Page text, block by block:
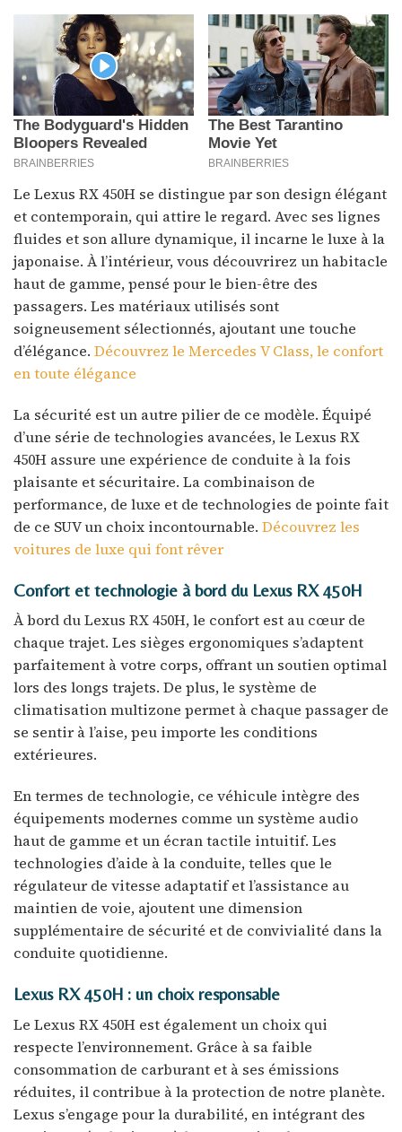
Le Lexus RX 450H se distingue par son design élégant
et contemporain, qui attire le regard. Avec ses lignes
fluides et son allure dynamique, il incarne le luxe à la
japonaise. À l’intérieur, vous découvrirez un habitacle
haut de gamme, pensé pour le bien-être des
passagers. Les matériaux utilisés sont
soigneusement sélectionnés, ajoutant une touche
d’élégance. Découvrez le Mercedes V Class, le confort
en toute élégance
La sécurité est un autre pilier de ce modèle. Équipé
d’une série de technologies avancées, le Lexus RX
450H assure une expérience de conduite à la fois
plaisante et sécuritaire. La combinaison de
performance, de luxe et de technologies de pointe fait
de ce SUV un choix incontournable. Découvrez les
voitures de luxe qui font rêver
Confort et technologie à bord du Lexus RX 450H
À bord du Lexus RX 450H, le confort est au cœur de
chaque trajet. Les sièges ergonomiques s’adaptent
parfaitement à votre corps, offrant un soutien optimal
lors des longs trajets. De plus, le système de
climatisation multizone permet à chaque passager de
se sentir à l’aise, peu importe les conditions
extérieures.
En termes de technologie, ce véhicule intègre des
équipements modernes comme un système audio
haut de gamme et un écran tactile intuitif. Les
technologies d’aide à la conduite, telles que le
régulateur de vitesse adaptatif et l’assistance au
maintien de voie, ajoutent une dimension
supplémentaire de sécurité et de convivialité dans la
conduite quotidienne.
Lexus RX 450H : un choix responsable
Le Lexus RX 450H est également un choix qui
respecte l’environnement. Grâce à sa faible
consommation de carburant et à ses émissions
réduites, il contribue à la protection de notre planète.
Lexus s’engage pour la durabilité, en intégrant des